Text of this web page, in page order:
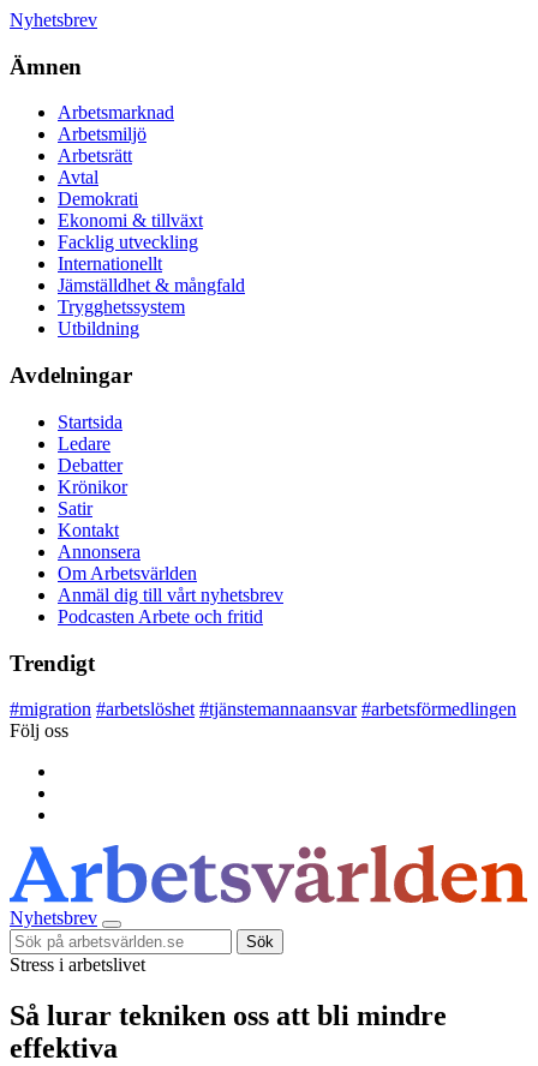
Nyhetsbrev
Ämnen
Arbetsmarknad
Arbetsmiljö
Arbetsrätt
Avtal
Demokrati
Ekonomi & tillväxt
Facklig utveckling
Internationellt
Jämställdhet & mångfald
Trygghetssystem
Utbildning
Avdelningar
Startsida
Ledare
Debatter
Krönikor
Satir
Kontakt
Annonsera
Om Arbetsvärlden
Anmäl dig till vårt nyhetsbrev
Podcasten Arbete och fritid
Trendigt
#migration #arbetslöshet #tjänstemannaansvar #arbetsförmedlingen
Följ oss
Nyhetsbrev
Sök
Stress i arbetslivet
Så lurar tekniken oss att bli mindre
effektiva